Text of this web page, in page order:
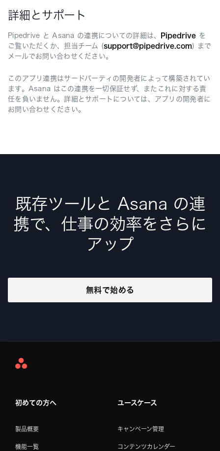
詳細とサポート
Pipedrive と Asana の連携についての詳細は、 Pipedrive を
ご覧いただくか、担当チーム (support@pipedrive.com) まで
メールでお問い合わせください。
このアプリ連携はサードパーティの開発者によって構築されてい
ます。Asana はこの連携を一切保証せず、またこれに対する責
任を負いません。詳細とサポートについては、アプリの開発者に
お問い合わせください。
既存ツールと Asana の連
携で、仕事の効率をさらに
アップ
無料で始める
Asana
初めての方へ
製品概要
機能一覧
ユースケース
キャンペーン管理
コンテンツカレンダー